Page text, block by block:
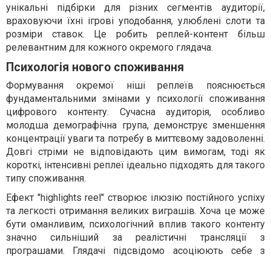
унікальні підбірки для різних сегментів аудиторії,
враховуючи їхні ігрові уподобання, улюблені слоти та
розміри ставок. Це робить реплей-контент більш
релевантним для кожного окремого глядача.
Психологія нового споживання
Формування окремої ніші реплеїв пояснюється
фундаментальними змінами у психології споживання
цифрового контенту. Сучасна аудиторія, особливо
молодша демографічна група, демонструє зменшення
концентрації уваги та потребу в миттєвому задоволенні.
Довгі стріми не відповідають цим вимогам, тоді як
короткі, інтенсивні реплеї ідеально підходять для такого
типу споживання.
Ефект "highlights reel" створює ілюзію постійного успіху
та легкості отримання великих виграшів. Хоча це може
бути оманливим, психологічний вплив такого контенту
значно сильніший за реалістичні трансляції з
програшами. Глядачі підсвідомо асоціюють себе з